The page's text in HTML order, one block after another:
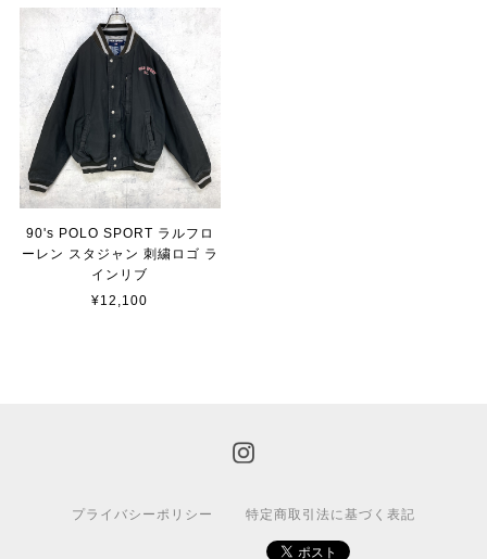
90's POLO SPORT ラルフロ
ーレン スタジャン 刺繍ロゴ ラ
インリブ
¥12,100
プライバシーポリシー 特定商取引法に基づく表記